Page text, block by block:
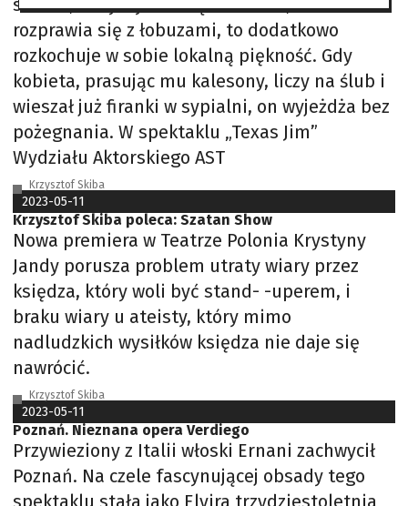
salonu, wszyscy milkną. Nie dość, że
rozprawia się z łobuzami, to dodatkowo
rozkochuje w sobie lokalną piękność. Gdy
kobieta, prasując mu kalesony, liczy na ślub i
wieszał już firanki w sypialni, on wyjeżdża bez
pożegnania. W spektaklu „Texas Jim”
Wydziału Aktorskiego AST
Krzysztof Skiba
2023-05-11
Krzysztof Skiba poleca: Szatan Show
Nowa premiera w Teatrze Polonia Krystyny
Jandy porusza problem utraty wiary przez
księdza, który woli być stand- -uperem, i
braku wiary u ateisty, który mimo
nadludzkich wysiłków księdza nie daje się
nawrócić.
Krzysztof Skiba
2023-05-11
Poznań. Nieznana opera Verdiego
Przywieziony z Italii włoski Ernani zachwycił
Poznań. Na czele fascynującej obsady tego
spektaklu stała jako Elvira trzydziestoletnia